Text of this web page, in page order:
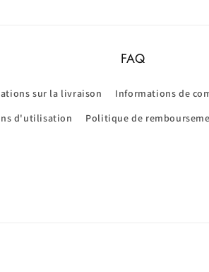
FAQ
sur la livraison Informations de
d'utilisation
Politique de